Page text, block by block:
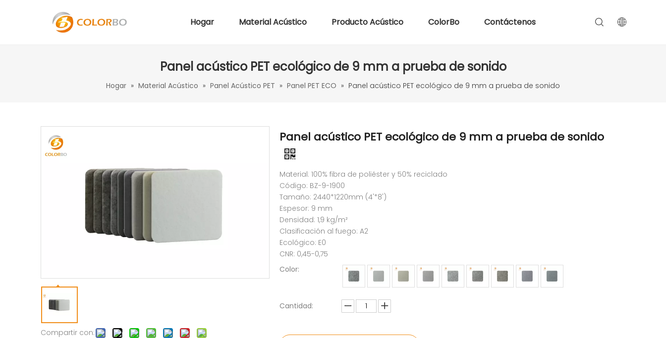
Hogar Material Acústico Producto Acústico ColorBo Contáctenos
Panel acústico PET ecológico de 9 mm a prueba de sonido
Hogar » Material Acústico » Panel Acústico PET » Panel PET ECO » Panel acústico PET ecológico de 9 mm a prueba de sonido
Compartir con:
Panel acústico PET ecológico de 9 mm a prueba de sonido
Material: 100% fibra de poliéster y 50% reciclado
Código: BZ-9-1900
Tamaño: 2440*1220mm (4'*8')
Espesor: 9 mm
Densidad: 1,9 kg/m²
Clasificación al fuego: A2
Ecológico: E0
CNR: 0,45-0,75
Color:
Cantidad: